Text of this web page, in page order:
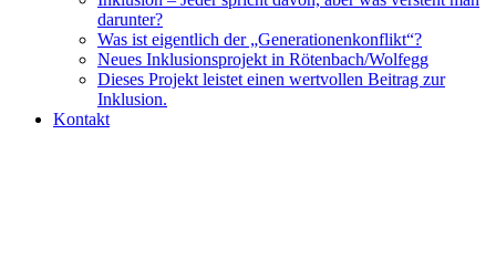
darunter?
Was ist eigentlich der „Generationenkonflikt“?
Neues Inklusionsprojekt in Rötenbach/Wolfegg
Dieses Projekt leistet einen wertvollen Beitrag zur
Inklusion.
Kontakt